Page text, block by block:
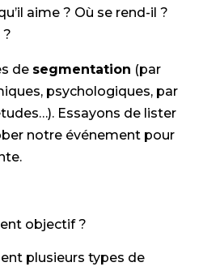
aime ? Où se rend-il ?
?
de segmentation (par
psychologiques, par
Essayons de lister
notre événement pour
objectif ?
plusieurs types de